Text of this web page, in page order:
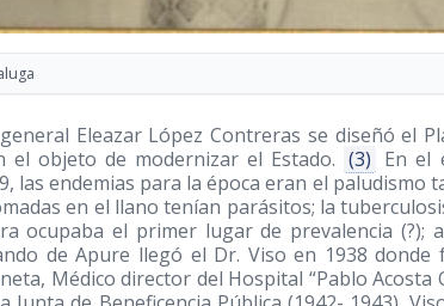
Eleazar López Contreras se diseñó el
el objeto de modernizar el Estado. (3) En el
las endemias para la época eran el paludismo
en el llano tenían parásitos; la
ocupaba el primer lugar de prevalencia (?);
de Apure llegó el Dr. Viso en 1938
Médico director del Hospital “Pablo Acosta